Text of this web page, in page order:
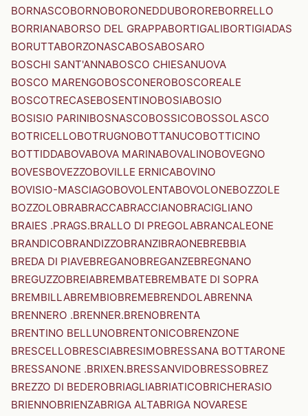
BORNASCOBORNOBORONEDDUBOROREBORRELLO
BORRIANABORSO DEL GRAPPABORTIGALIBORTIGIADAS
BORUTTABORZONASCABOSABOSARO
BOSCHI SANT'ANNABOSCO CHIESANUOVA
BOSCO MARENGOBOSCONEROBOSCOREALE
BOSCOTRECASEBOSENTINOBOSIABOSIO
BOSISIO PARINIBOSNASCOBOSSICOBOSSOLASCO
BOTRICELLOBOTRUGNOBOTTANUCOBOTTICINO
BOTTIDDABOVABOVA MARINABOVALINOBOVEGNO
BOVESBOVEZZOBOVILLE ERNICABOVINO
BOVISIO-MASCIAGOBOVOLENTABOVOLONEBOZZOLE
BOZZOLOBRABRACCABRACCIANOBRACIGLIANO
BRAIES .PRAGS.BRALLO DI PREGOLABRANCALEONE
BRANDICOBRANDIZZOBRANZIBRAONEBREBBIA
BREDA DI PIAVEBREGANOBREGANZEBREGNANO
BREGUZZOBREIABREMBATEBREMBATE DI SOPRA
BREMBILLABREMBIOBREMEBRENDOLABRENNA
BRENNERO .BRENNER.BRENOBRENTA
BRENTINO BELLUNOBRENTONICOBRENZONE
BRESCELLOBRESCIABRESIMOBRESSANA BOTTARONE
BRESSANONE .BRIXEN.BRESSANVIDOBRESSOBREZ
BREZZO DI BEDEROBRIAGLIABRIATICOBRICHERASIO
BRIENNOBRIENZABRIGA ALTABRIGA NOVARESE